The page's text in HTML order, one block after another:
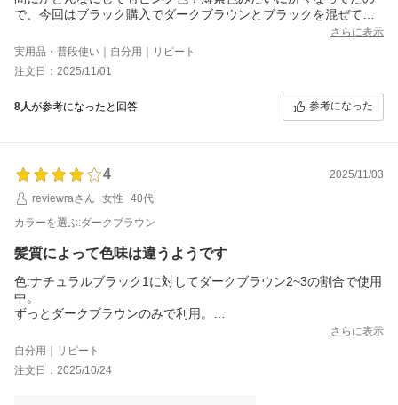
で、今回はブラック購入でダークブラウンとブラックを混ぜて染
めて見ましたが、やはりまだまだピンク色？が残っていました。
色の調節具合をしながら今後も染めてみたいと思います…
さらに表示
実用品・普段使い｜自分用｜リピート
注文日：2025/11/01
8人が参考になったと回答 参考になった
4
2025/11/03
reviewraさん
女性
40代
カラーを選ぶ:ダークブラウン
髪質によって色味は違うようです
色:ナチュラルブラック1に対してダークブラウン2~3の割合で使用
中。
ずっとダークブラウンのみで利用。
白髪のみに染まるためか赤茶の髪が増えてきましてもう少し落ち
着いた感じに仕上げたく2色を混ぜて使用することに。
まだ、そちらの写真はないですがまた､リピートするのでそのとき
に載せたいと考えてます。
さらに表示
自分用｜リピート
注文日：2025/10/24